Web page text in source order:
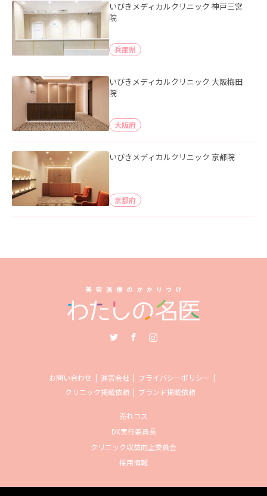
いびきメディカルクリニック 神戸三宮
院
兵庫県
いびきメディカルクリニック 大阪梅田
院
大阪府
いびきメディカルクリニック 京都院
京都府
お問い合わせ 運営会社
プライバシーポリシー
クリニック掲載依頼
ブランド掲載依頼
売れコス
DX実行委員長
クリニック収益向上委員会
採用情報